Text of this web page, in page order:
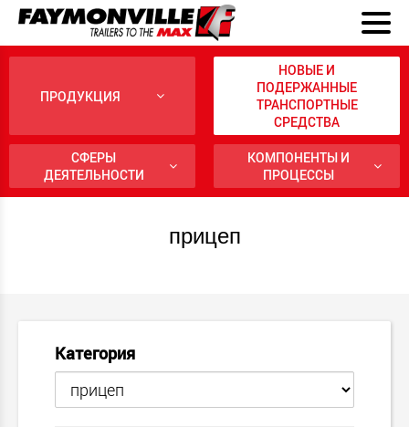
ПРОДУКЦИЯ
НОВЫЕ И
ПОДЕРЖАННЫЕ
ТРАНСПОРТНЫЕ
СРЕДСТВА
СФЕРЫ
ДЕЯТЕЛЬНОСТИ
КОМПОНЕНТЫ И
ПРОЦЕССЫ
прицеп
Категория